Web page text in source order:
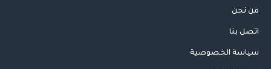
من نحن
اتصل بنا
سياسة الخصوصية